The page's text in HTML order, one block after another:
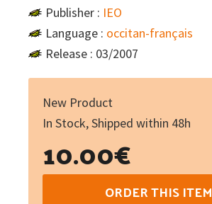
Publisher : IEO
Language : occitan-français
Release : 03/2007
New Product
In Stock, Shipped within 48h
10.00€
ORDER THIS ITEM